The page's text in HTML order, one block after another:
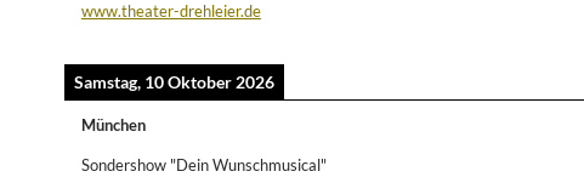
www.theater-drehleier.de
Samstag, 10 Oktober 2026
München
Sondershow "Dein Wunschmusical"